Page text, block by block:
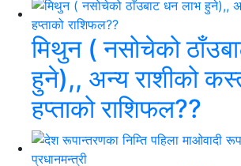
मिथुन ( नसोचेको
हुने),, अन्य राशीको
हप्ताको राशिफल??